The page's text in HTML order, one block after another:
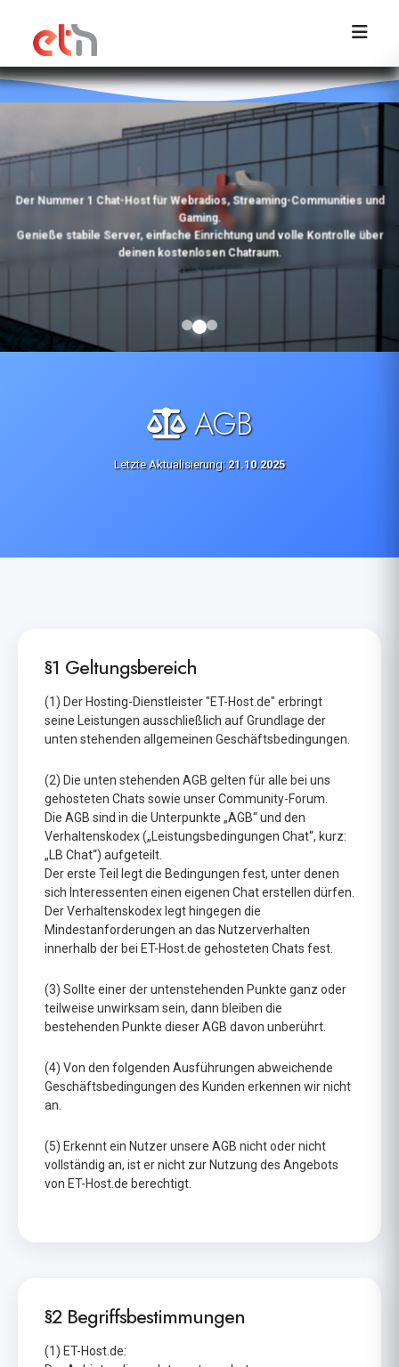
Der Nummer 1 Chat-Hostfür Webradios, Streaming-Communities und
Gaming.
Genieße stabile Server, einfache Einrichtung und volle Kontrolle über
deinen kostenlosen Chatraum.
AGB
Letzte Aktualisierung: 21.10.2025
§1 Geltungsbereich
(1) Der Hosting-Dienstleister "ET-Host.de" erbringt
seine Leistungen ausschließlich auf Grundlage der
unten stehenden allgemeinen Geschäftsbedingungen.
(2) Die unten stehenden AGB gelten für alle bei uns
gehosteten Chats sowie unser Community-Forum.
Die AGB sind in die Unterpunkte „AGB“ und den
Verhaltenskodex („Leistungsbedingungen Chat“, kurz:
„LB Chat“) aufgeteilt.
Der erste Teil legt die Bedingungen fest, unter denen
sich Interessenten einen eigenen Chat erstellen dürfen.
Der Verhaltenskodex legt hingegen die
Mindestanforderungen an das Nutzerverhalten
innerhalb der bei ET-Host.de gehosteten Chats fest.
(3) Sollte einer der untenstehenden Punkte ganz oder
teilweise unwirksam sein, dann bleiben die
bestehenden Punkte dieser AGB davon unberührt.
(4) Von den folgenden Ausführungen abweichende
Geschäftsbedingungen des Kunden erkennen wir nicht
an.
(5) Erkennt ein Nutzer unsere AGB nicht oder nicht
vollständig an, ist er nicht zur Nutzung des Angebots
von ET-Host.de berechtigt.
§2 Begriffsbestimmungen
(1) ET-Host.de: